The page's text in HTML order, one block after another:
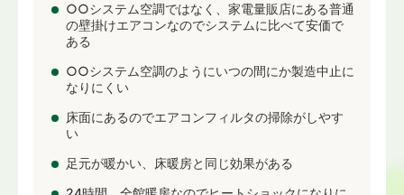
○○システム空調ではなく、家電量販店にある普通
の壁掛けエアコンなのでシステムに比べて安価で
ある
○○システム空調のようにいつの間にか製造中止に
なりにくい
床面にあるのでエアコンフィルタの掃除がしやす
い
足元が暖かい、床暖房と同じ効果がある